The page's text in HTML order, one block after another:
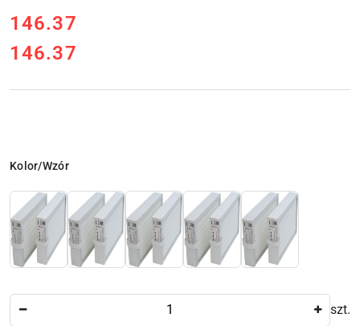
cena:
146.37
Cena:
146.37
Wariant
Kolor/Wzór
szt.